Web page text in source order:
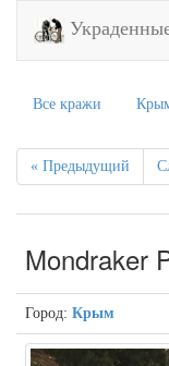
Все кражи
« Предыдущий
Mondraker
Город: Крым